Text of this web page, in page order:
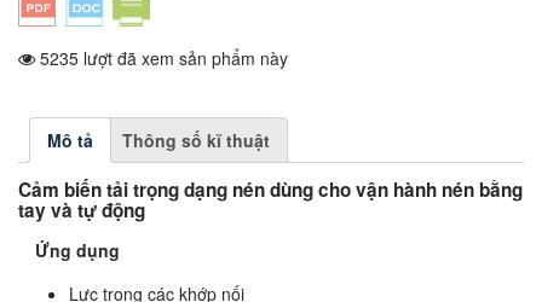
5235 lượt đã xem sản phẩm này
Mô tả Thông số kĩ thuật
Cảm biến tải trọng dạng nén dùng cho vận hành nén bằng
tay và tự động
Ứng dụng
Lực trong các khớp nối